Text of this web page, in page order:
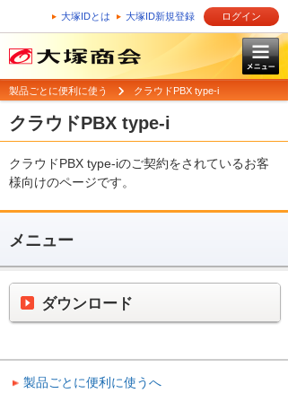
大塚IDとは 大塚ID新規登録 ログイン
製品ごとに便利に使う クラウドPBX type-i
クラウドPBX type-i
クラウドPBX type-iのご契約をされているお客
様向けのページです。
メニュー
ダウンロード
製品ごとに便利に使うへ